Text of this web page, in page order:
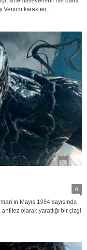
Venom karakteri,...
0
Mayıs 1984 sayısında
olarak yarattığı bir çizgi